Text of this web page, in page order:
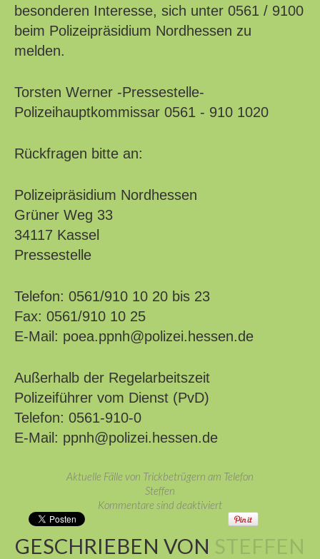
besonderen Interesse, sich unter 0561 / 9100
beim Polizeipräsidium Nordhessen zu
melden.
Torsten Werner -Pressestelle-
Polizeihauptkommissar 0561 - 910 1020
Rückfragen bitte an:
Polizeipräsidium Nordhessen
Grüner Weg 33
34117 Kassel
Pressestelle
Telefon: 0561/910 10 20 bis 23
Fax: 0561/910 10 25
E-Mail: poea.ppnh@polizei.hessen.de
Außerhalb der Regelarbeitszeit
Polizeiführer vom Dienst (PvD)
Telefon: 0561-910-0
E-Mail: ppnh@polizei.hessen.de
Aktuelle Fälle von Trickbetrügern am Telefon
Steffen
Kommentare sind deaktiviert
GESCHRIEBEN VON STEFFEN